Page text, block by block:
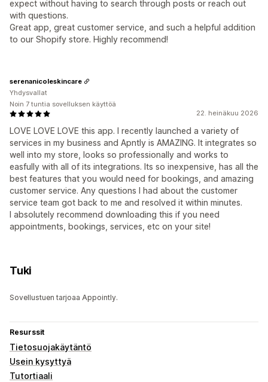
expect without having to search through posts or reach out
with questions.
Great app, great customer service, and such a helpful addition
to our Shopify store. Highly recommend!
22. heinäkuu 2026
LOVE LOVE LOVE this app. I recently launched a variety of
services in my business and Apntly is AMAZING. It integrates so
well into my store, looks so professionally and works to
easfully with all of its integrations. Its so inexpensive, has all the
best features that you would need for bookings, and amazing
customer service. Any questions I had about the customer
service team got back to me and resolved it within minutes.
I absolutely recommend downloading this if you need
appointments, bookings, services, etc on your site!
serenanicoleskincare
Yhdysvallat
Noin 7 tuntia sovelluksen käyttöä
Tuki
Sovellustuen tarjoaa Appointly.
Resurssit
Tietosuojakäytäntö
Usein kysyttyä
Tutortiaali